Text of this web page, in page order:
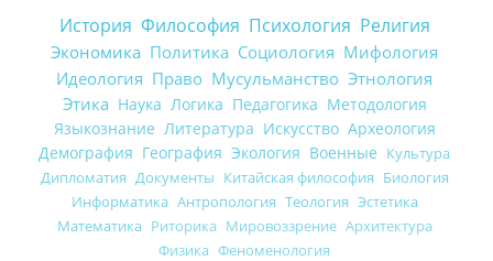
История Философия Психология Религия
Экономика Политика Социология Мифология
Идеология Право Мусульманство Этнология
Этика Наука Логика Педагогика Методология
Языкознание Литература Искусство Археология
Демография География Экология Военные Культура
Дипломатия Документы Китайская философия Биология
Информатика Антропология Теология Эстетика
Математика Риторика Мировоззрение Архитектура
Физика Феноменология